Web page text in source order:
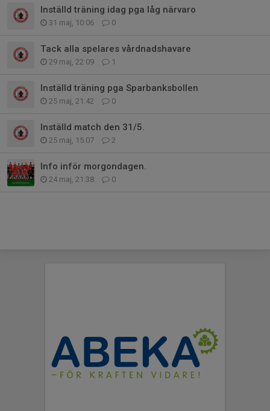
Inställd träning idag pga låg närvaro
31 maj, 10:06 0
Tack alla spelares vårdnadshavare
29 maj, 22:09 1
Inställd träning pga Sparbanksbollen
25 maj, 21:42 0
Inställd match den 31/5.
25 maj, 15:07 2
Info inför morgondagen.
24 maj, 21:38 0